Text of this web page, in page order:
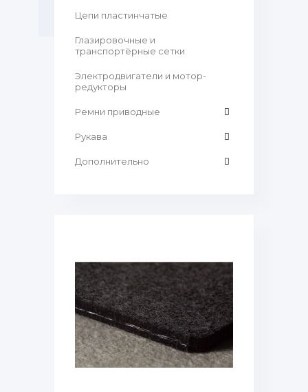
Цепи пластинчатые
Глазировочные и
транспортёрные сетки
Электродвигатели и мотор-
редукторы
Ремни приводные
Рукава
Дополнительно